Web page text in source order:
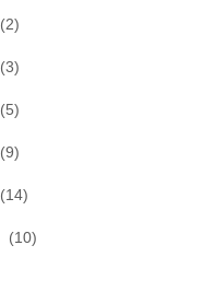
(2)
(3)
(5)
(9)
(14)
(10)